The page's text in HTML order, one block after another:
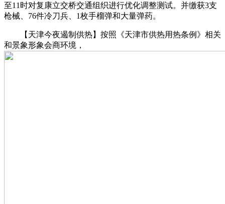
至11时对复康立交桥交通组织进行优化调整测试。并缴获3支
枪械、76件冷刀兵、1枚手榴弹和大量弹药。
【天津今夜遏制供热】按照《天津市供热用热条例》相关
和景象形象会商环境，